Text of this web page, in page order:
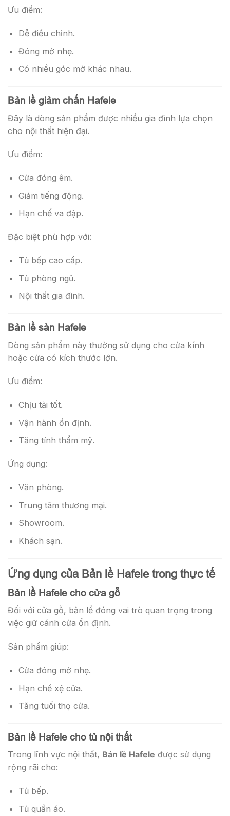
Ưu điểm:
Dễ điều chỉnh.
Đóng mở nhẹ.
Có nhiều góc mở khác nhau.
Bản lề giảm chấn Hafele
Đây là dòng sản phẩm được nhiều gia đình lựa chọn
cho nội thất hiện đại.
Ưu điểm:
Cửa đóng êm.
Giảm tiếng động.
Hạn chế va đập.
Đặc biệt phù hợp với:
Tủ bếp cao cấp.
Tủ phòng ngủ.
Nội thất gia đình.
Bản lề sàn Hafele
Dòng sản phẩm này thường sử dụng cho cửa kính
hoặc cửa có kích thước lớn.
Ưu điểm:
Chịu tải tốt.
Vận hành ổn định.
Tăng tính thẩm mỹ.
Ứng dụng:
Văn phòng.
Trung tâm thương mại.
Showroom.
Khách sạn.
Ứng dụng của Bản lề Hafele trong thực tế
Bản lề Hafele cho cửa gỗ
Đối với cửa gỗ, bản lề đóng vai trò quan trọng trong
việc giữ cánh cửa ổn định.
Sản phẩm giúp:
Cửa đóng mở nhẹ.
Hạn chế xệ cửa.
Tăng tuổi thọ cửa.
Bản lề Hafele cho tủ nội thất
Trong lĩnh vực nội thất, Bản lề Hafele được sử dụng
rộng rãi cho:
Tủ bếp.
Tủ quần áo.